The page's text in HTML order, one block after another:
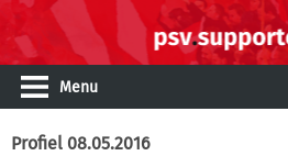
Menu
Profiel 08.05.2016